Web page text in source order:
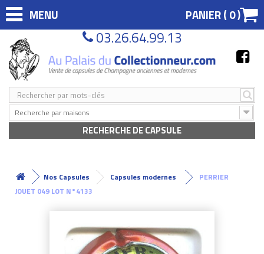
MENU PANIER (0)
03.26.64.99.13
Recherche par maisons
RECHERCHE DE CAPSULE
Nos Capsules Capsules modernes
PERRIER
JOUET 049 LOT N°4133